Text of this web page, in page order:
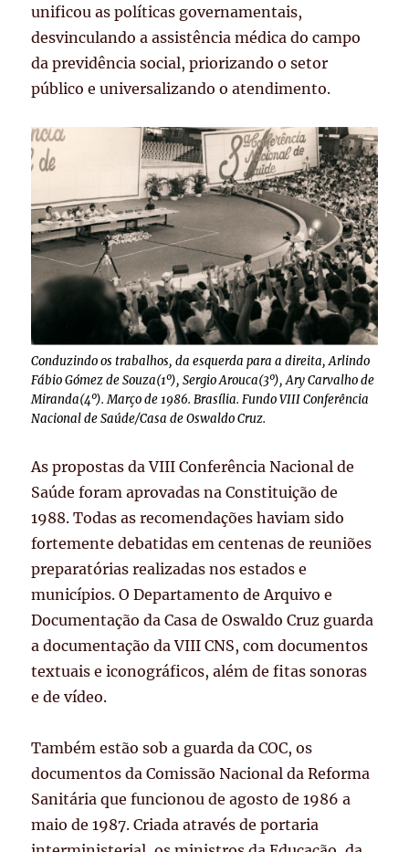
unificou as políticas governamentais,
desvinculando a assistência médica do campo
da previdência social, priorizando o setor
público e universalizando o atendimento.
Conduzindo os trabalhos, da esquerda para a direita, Arlindo
Fábio Gómez de Souza(1º), Sergio Arouca(3º), Ary Carvalho de
Miranda(4º). Março de 1986. Brasília. Fundo VIII Conferência
Nacional de Saúde/Casa de Oswaldo Cruz.
As propostas da VIII Conferência Nacional de
Saúde foram aprovadas na Constituição de
1988. Todas as recomendações haviam sido
fortemente debatidas em centenas de reuniões
preparatórias realizadas nos estados e
municípios. O Departamento de Arquivo e
Documentação da Casa de Oswaldo Cruz guarda
a documentação da VIII CNS, com documentos
textuais e iconográficos, além de fitas sonoras
e de vídeo.
Também estão sob a guarda da COC, os
documentos da Comissão Nacional da Reforma
Sanitária que funcionou de agosto de 1986 a
maio de 1987. Criada através de portaria